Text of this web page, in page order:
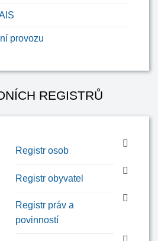
provozu
REGISTRŮ
Registr osob
Registr obyvatel
Registr práv a
povinností